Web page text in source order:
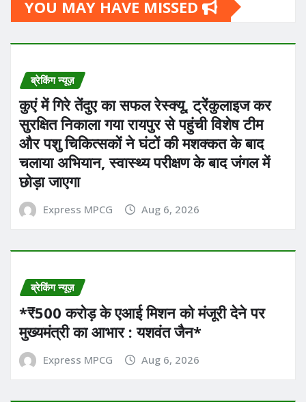
YOU MAY HAVE MISSED
ब्रेकिंग न्यूज़
कुएं में गिरे तेंदुए का सफल रेस्क्यू, ट्रेंकुलाइज कर
सुरक्षित निकाला गया रायपुर से पहुंची विशेष टीम
और पशु चिकित्सकों ने घंटों की मशक्कत के बाद
चलाया अभियान, स्वास्थ्य परीक्षण के बाद जंगल में
छोड़ा जाएगा
Express MPCG Aug 6, 2026
ब्रेकिंग न्यूज़
*₹500 करोड़ के एआई मिशन को मंजूरी देने पर
मुख्यमंत्री का आभार : यशवंत जैन*
Express MPCG Aug 6, 2026